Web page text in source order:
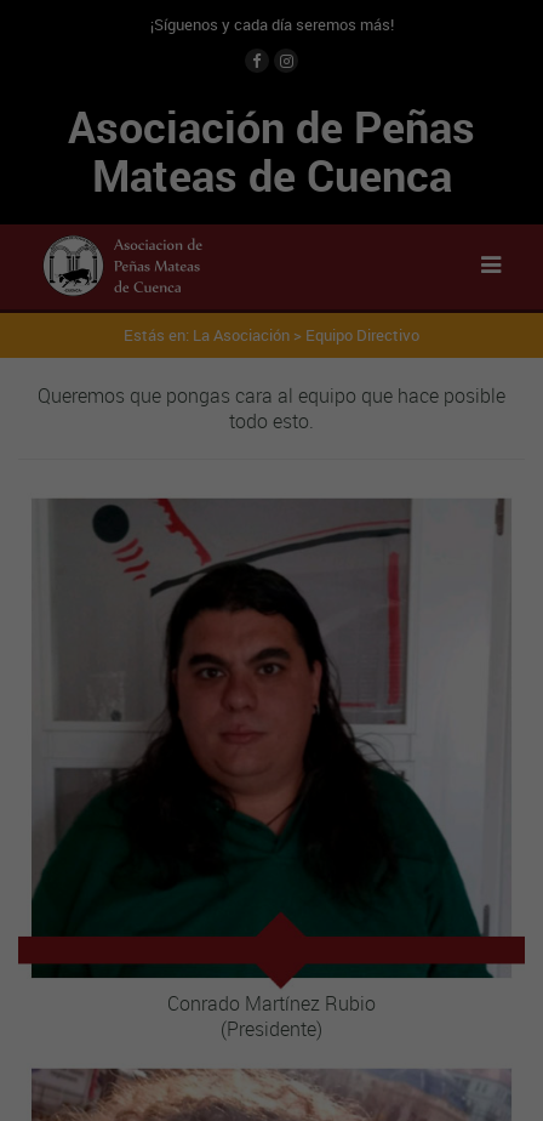
¡Síguenos y cada día seremos más!
Asociación de Peñas
Mateas de Cuenca
Estás en: La Asociación > Equipo Directivo
Queremos que pongas cara al equipo que hace posible
todo esto.
Conrado Martínez Rubio
(Presidente)